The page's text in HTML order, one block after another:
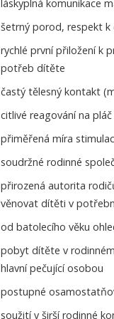
láskyplná komunikace
šetrný porod, respekt
rychlé první přiložení k
potřeb dítěte
častý tělesný kontakt
citlivé reagování na
přiměřená míra
soudržné rodinné
přirozená autorita
věnovat dítěti v
od batolecího věku
pobyt dítěte v
hlavní pečující osobou
postupné
soužití v širší rodinné